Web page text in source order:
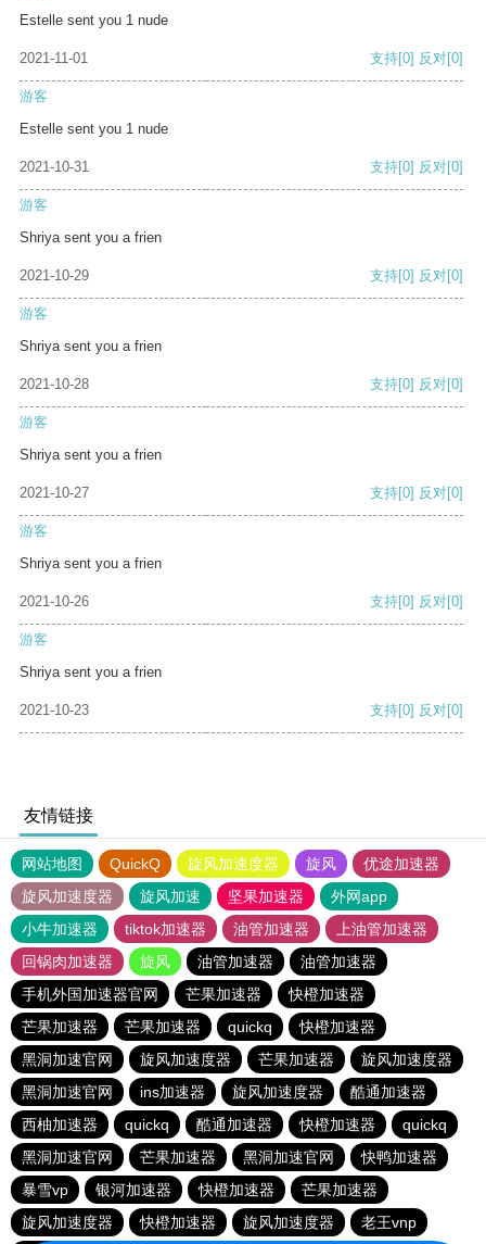
Estelle sent you 1 nude
2021-11-01 支持[0] 反对[0]
游客
Estelle sent you 1 nude
2021-10-31 支持[0] 反对[0]
游客
Shriya sent you a frien
2021-10-29 支持[0] 反对[0]
游客
Shriya sent you a frien
2021-10-28 支持[0] 反对[0]
游客
Shriya sent you a frien
2021-10-27 支持[0] 反对[0]
游客
Shriya sent you a frien
2021-10-26 支持[0] 反对[0]
游客
Shriya sent you a frien
2021-10-23 支持[0] 反对[0]
友情链接
网站地图 QuickQ 旋风加速度器 旋风
优途加速器
旋风加速度器
旋风加速 坚果加速器
外网app
小牛加速器
tiktok加速器 油管加速器
上油管加速器
回锅肉加速器
旋风 油管加速器
油管加速器
手机外国加速器官网
芒果加速器
快橙加速器
芒果加速器
芒果加速器 quickq
快橙加速器
黑洞加速官网
旋风加速度器 芒果加速器
旋风加速度器
黑洞加速官网
ins加速器 旋风加速度器
酷通加速器
西柚加速器
quickq 酷通加速器 快橙加速器
quickq
黑洞加速官网
芒果加速器 黑洞加速官网
快鸭加速器
暴雪vp
银河加速器 快橙加速器
芒果加速器
旋风加速度器
快橙加速器 旋风加速度器 老王vnp